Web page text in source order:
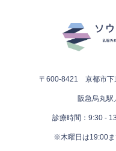
〒600-8421 京都市下
阪急烏丸駅
診療時間：9:30 -
※木曜日は19:00